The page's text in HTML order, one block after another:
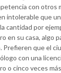
con otros
intolerable que
cantidad por
en su casa, algo
que el
con una
o cinco veces